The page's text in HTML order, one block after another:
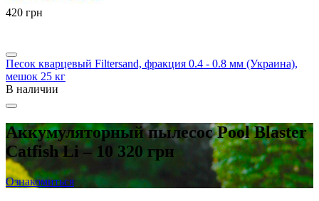
‍420‍ грн
Песок кварцевый Filtersand, фракция 0.4 - 0.8 мм (Украина),
мешок 25 кг
В наличии
Аккумуляторный пылесос Pool Blaster
Catfish Li – 10 320 грн
Ознакомиться